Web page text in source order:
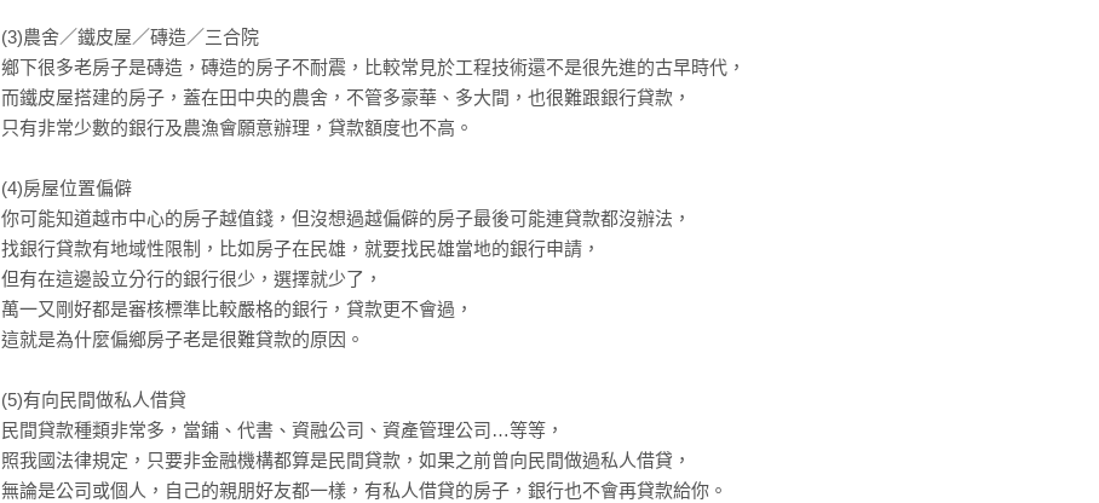
(3)農舍／鐵皮屋／磚造／三合院
鄉下很多老房子是磚造，磚造的房子不耐震，比較常見於工程技術還不是很先進的古早時代，
而鐵皮屋搭建的房子，蓋在田中央的農舍，不管多豪華、多大間，也很難跟銀行貸款，
只有非常少數的銀行及農漁會願意辦理，貸款額度也不高。
(4)房屋位置偏僻
你可能知道越市中心的房子越值錢，但沒想過越偏僻的房子最後可能連貸款都沒辦法，
找銀行貸款有地域性限制，比如房子在民雄，就要找民雄當地的銀行申請，
但有在這邊設立分行的銀行很少，選擇就少了，
萬一又剛好都是審核標準比較嚴格的銀行，貸款更不會過，
這就是為什麼偏鄉房子老是很難貸款的原因。
(5)有向民間做私人借貸
民間貸款種類非常多，當鋪、代書、資融公司、資產管理公司…等等，
照我國法律規定，只要非金融機構都算是民間貸款，如果之前曾向民間做過私人借貸，
無論是公司或個人，自己的親朋好友都一樣，有私人借貸的房子，銀行也不會再貸款給你。